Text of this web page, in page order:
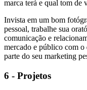
marca terá e qual tom de
Invista em um bom
pessoal, trabalhe sua
comunicação e
mercado e público com o
parte do seu marketing
6 - Projetos